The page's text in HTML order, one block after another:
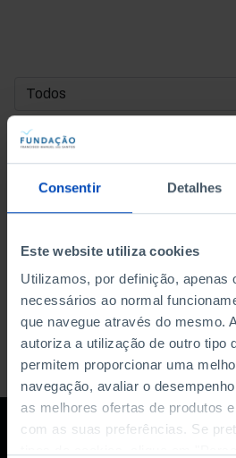
Consentir Detalhes
Este website utiliza cookies
Utilizamos, por definição, apenas
necessários ao normal
que navegue através do mesmo.
autoriza a utilização de outro tipo
permitem proporcionar uma
navegação, avaliar o
as melhores ofertas de produtos
com as suas preferências. Se
DATA DE INÍCIO
DATA DE FIM